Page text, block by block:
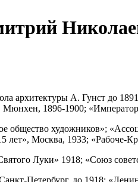
архитектуры А. Гунст до
1896-1900;
общество художников»;
Москва, 1933; «Рабоче-
Луки» 1918; «Союз
Петербург, до 1918;